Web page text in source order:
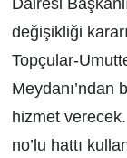
değişikliği
Topçular-
Meydanı’ndan
hizmet
no’lu hattı